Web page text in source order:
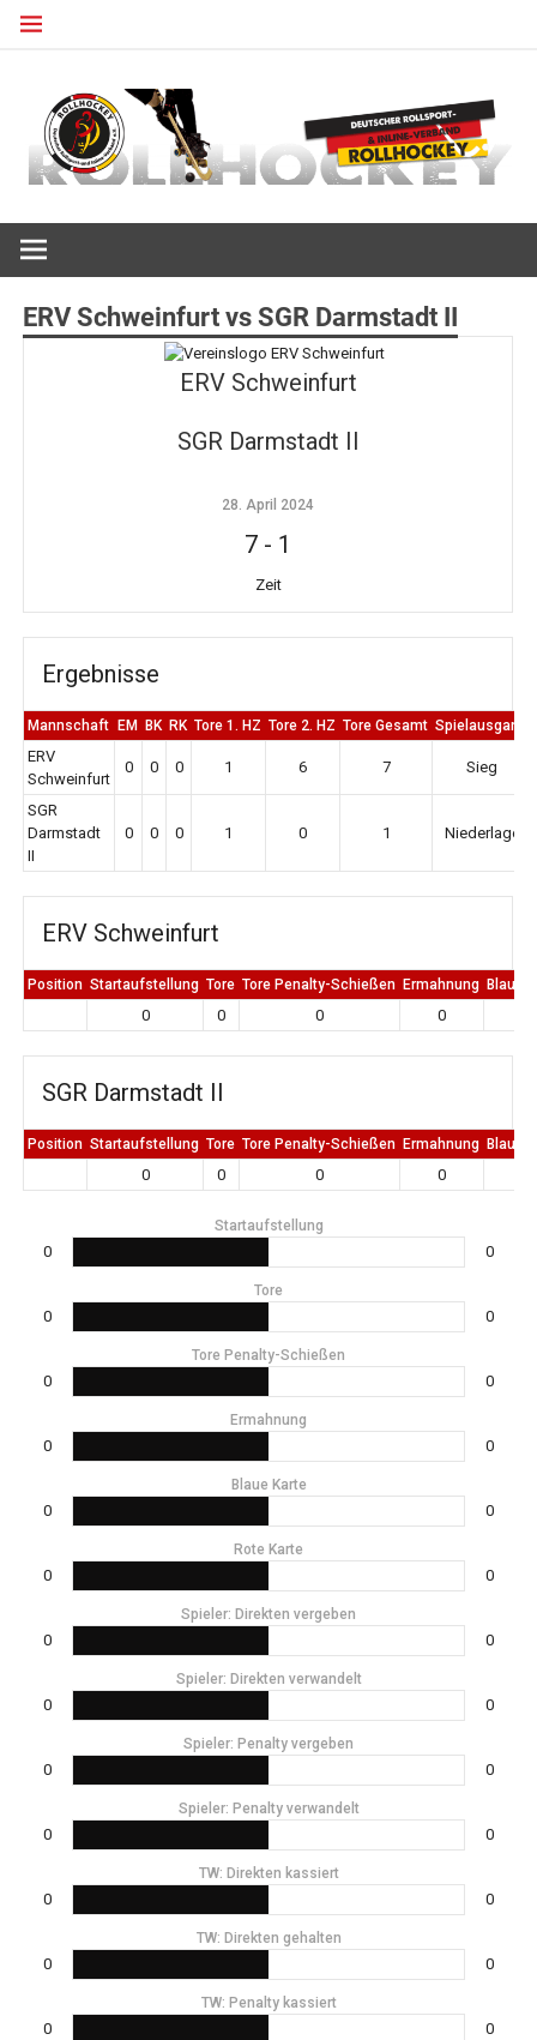
Zum
ERV Schweinfurt vs SGR Darmstadt II
ERV Schweinfurt
SGR Darmstadt II
28. April 2024
7 - 1
Zeit
Ergebnisse
Mannschaft EM BK RK Tore 1. HZ Tore 2. HZ Tore Gesamt Spielausgang
ERV
Schweinfurt
0 0 0 1 6 7 Sieg
SGR
Darmstadt
II
0 0 0 1 0 1 Niederlage
ERV Schweinfurt
Position Startaufstellung Tore Tore Penalty-Schießen Ermahnung Blaue
0 0 0 0
SGR Darmstadt II
Position Startaufstellung Tore Tore Penalty-Schießen Ermahnung Blaue
0 0 0 0
Startaufstellung
0 0
Tore
0 0
Tore Penalty-Schießen
0 0
Ermahnung
0 0
Blaue Karte
0 0
Rote Karte
0 0
Spieler: Direkten vergeben
0 0
Spieler: Direkten verwandelt
0 0
Spieler: Penalty vergeben
0 0
Spieler: Penalty verwandelt
0 0
TW: Direkten kassiert
0 0
TW: Direkten gehalten
0 0
TW: Penalty kassiert
0 0